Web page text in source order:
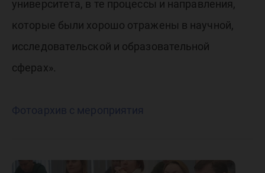
университета, в те процессы и направления,
которые были хорошо отражены в научной,
исследовательской и образовательной
сферах».
Фотоархив с мероприятия